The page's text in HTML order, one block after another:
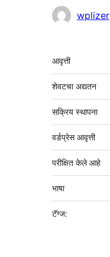
योगदानकर्तेwplizer
मेटा
आवृत्ती
शेवटचा अद्यतन
सक्रिय स्थापना
वर्डप्रेस आवृत्ती
परीक्षित केले आहे
भाषा
टॅग्ज: